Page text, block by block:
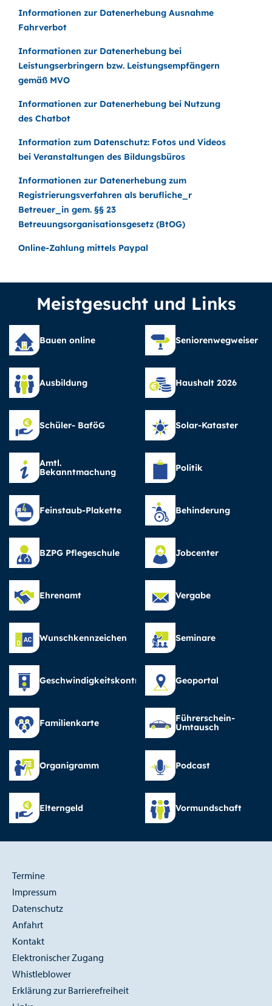
Informationen zur Datenerhebung Ausnahme
Fahrverbot
Informationen zur Datenerhebung bei
Leistungserbringern bzw. Leistungsempfängern
gemäß MVO
Informationen zur Datenerhebung bei Nutzung
des Chatbot
Information zum Datenschutz: Fotos und Videos
bei Veranstaltungen des Bildungsbüros
Informationen zur Datenerhebung zum
Registrierungsverfahren als berufliche_r
Betreuer_in gem. §§ 23
Betreuungsorganisationsgesetz (BtOG)
Online-Zahlung mittels Paypal
Meistgesucht und Links
Bauen online Seniorenwegweiser
Ausbildung Haushalt 2026
Schüler- BaföG Solar-Kataster
Amtl.
Bekanntmachung
Politik
Feinstaub-Plakette Behinderung
BZPG Pflegeschule Jobcenter
Ehrenamt Vergabe
Wunschkennzeichen Seminare
Geschwindigkeitskontrollen Geoportal
Familienkarte
Führerschein-
Umtausch
Organigramm Podcast
Elterngeld Vormundschaft
Termine
Impressum
Datenschutz
Anfahrt
Kontakt
Elektronischer Zugang
Whistleblower
Erklärung zur Barrierefreiheit